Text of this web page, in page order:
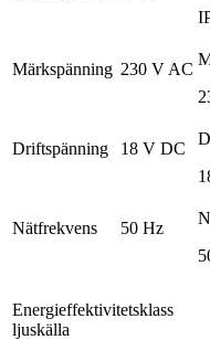
Märkspänning 230 V AC
Driftspänning 18 V DC
Nätfrekvens 50 Hz
Energieffektivitetsklass
ljuskälla